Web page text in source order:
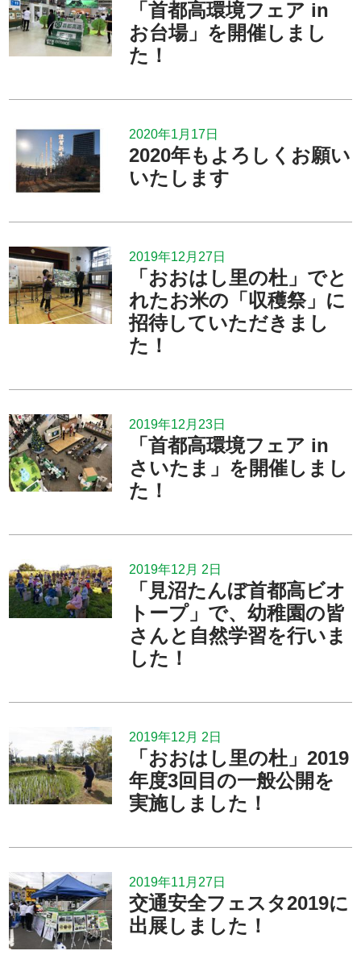
「首都高環境フェア in
お台場」を開催しまし
た！
2020年1月17日
2020年もよろしくお願い
いたします
2019年12月27日
「おおはし里の杜」でと
れたお米の「収穫祭」に
招待していただきまし
た！
2019年12月23日
「首都高環境フェア in
さいたま」を開催しまし
た！
2019年12月 2日
「見沼たんぼ首都高ビオ
トープ」で、幼稚園の皆
さんと自然学習を行いま
した！
2019年12月 2日
「おおはし里の杜」2019
年度3回目の一般公開を
実施しました！
2019年11月27日
交通安全フェスタ2019に
出展しました！